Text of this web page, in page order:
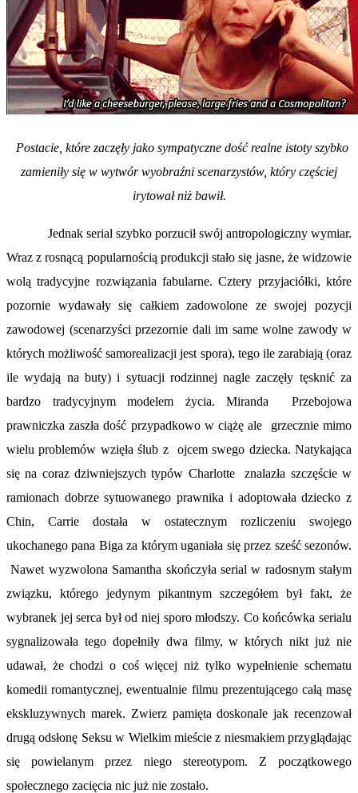
Postacie, które zaczęły jako sympatyczne dość realne istoty szybko
zamieniły się w wytwór wyobraźni scenarzystów, który częściej
irytował niż bawił.
Jednak serial szybko porzucił swój antropologiczny wymiar.
Wraz z rosnącą popularnością produkcji stało się jasne, że widzowie
wolą tradycyjne rozwiązania fabularne. Cztery przyjaciółki, które
pozornie wydawały się całkiem zadowolone ze swojej pozycji
zawodowej (scenarzyści przezornie dali im same wolne zawody w
których możliwość samorealizacji jest spora), tego ile zarabiają (oraz
ile wydają na buty) i sytuacji rodzinnej nagle zaczęły tęsknić za
bardzo tradycyjnym modelem życia. Miranda Przebojowa
prawniczka zaszła dość przypadkowo w ciążę ale grzecznie mimo
wielu problemów wzięła ślub z ojcem swego dziecka. Natykająca
się na coraz dziwniejszych typów Charlotte znalazła szczęście w
ramionach dobrze sytuowanego prawnika i adoptowała dziecko z
Chin, Carrie dostała w ostatecznym rozliczeniu swojego
ukochanego pana Biga za którym uganiała się przez sześć sezonów.
Nawet wyzwolona Samantha skończyła serial w radosnym stałym
związku, którego jedynym pikantnym szczegółem był fakt, że
wybranek jej serca był od niej sporo młodszy. Co końcówka serialu
sygnalizowała tego dopełniły dwa filmy, w których nikt już nie
udawał, że chodzi o coś więcej niż tylko wypełnienie schematu
komedii romantycznej, ewentualnie filmu prezentującego całą masę
ekskluzywnych marek. Zwierz pamięta doskonale jak recenzował
drugą odsłonę Seksu w Wielkim mieście z niesmakiem przyglądając
się powielanym przez niego stereotypom. Z początkowego
społecznego zacięcia nic już nie zostało.